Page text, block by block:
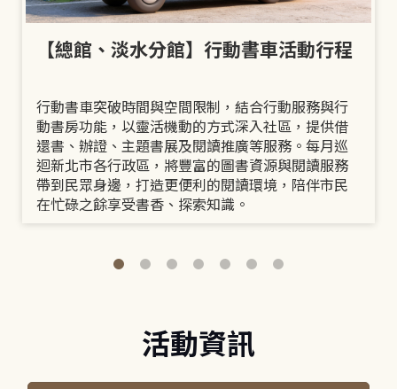
【總館、淡水分館】行動書車活動行程
行動書車突破時間與空間限制，結合行動服務與行
動書房功能，以靈活機動的方式深入社區，提供借
還書、辦證、主題書展及閱讀推廣等服務。每月巡
迴新北市各行政區，將豐富的圖書資源與閱讀服務
帶到民眾身邊，打造更便利的閱讀環境，陪伴市民
在忙碌之餘享受書香、探索知識。
活動資訊